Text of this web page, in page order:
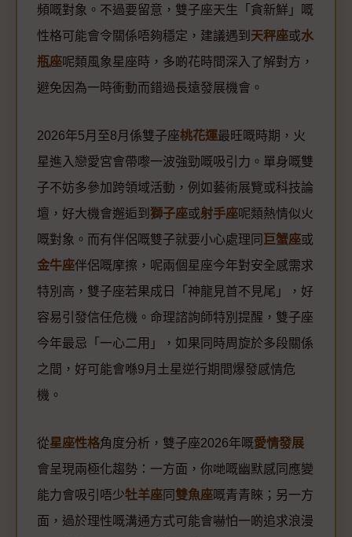
頻嘅對象。不過要留意，雙子座天生「貪新鮮」嘅
性格可能會令關係唔夠穩定，建議遇到 天秤座或水
瓶座呢類風象星座時，多啲花時間深入了解對方，
避免因為一時衝動而錯過長遠發展機會。
2026年5月至8月係雙子座桃花運最旺嘅時期，火
星進入戀愛宮會帶嚟一波強勁嘅吸引力。單身嘅雙
子不妨多參加跨領域活動，例如藝術展覽或科技論
壇，好大機會邂逅到 獅子座或射手座呢類熱情似火
嘅對象。而有伴侶嘅雙子就要小心處理同 巨蟹座或
金牛座伴侶嘅摩擦，呢兩個星座今年對安全感需求
特別高，雙子座若果成日「神龍見首不見尾」，好
容易引發信任危機。命理諮詢師特別提醒，雙子座
今年最忌「一心二用」，如果同時周旋於多段關係
之間，好可能會喺9月土星逆行期間爆發感情危
機。
從星座性格角度分析，雙子座2026年嘅愛情發展
會呈現兩極化趨勢：一方面，你哋嘅幽默感同應變
能力會吸引唔少牡羊座 同 雙魚座嘅青青睞；另一方
面，過於理性嘅溝通方式可能會嚇怕一啲追求浪漫